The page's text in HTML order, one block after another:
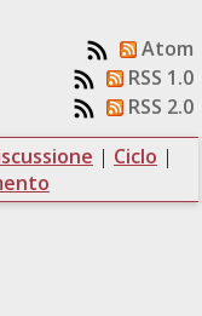
Atom
RSS 1.0
RSS 2.0
| Ciclo |